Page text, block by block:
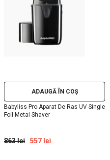
ADAUGĂ ÎN COȘ
Babyliss Pro Aparat De Ras UV Single
Foil Metal Shaver
863 lei 557 lei